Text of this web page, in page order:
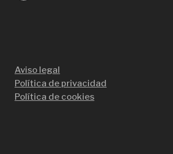
Aviso legal
Política de privacidad
Política de cookies